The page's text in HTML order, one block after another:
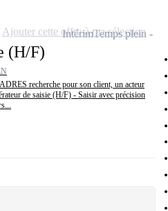
(H/F)
recherche pour son client, un acteur
de saisie (H/F) - Saisir avec précision
IntérimTemps plein
Ajouter cette offre à ma sélection